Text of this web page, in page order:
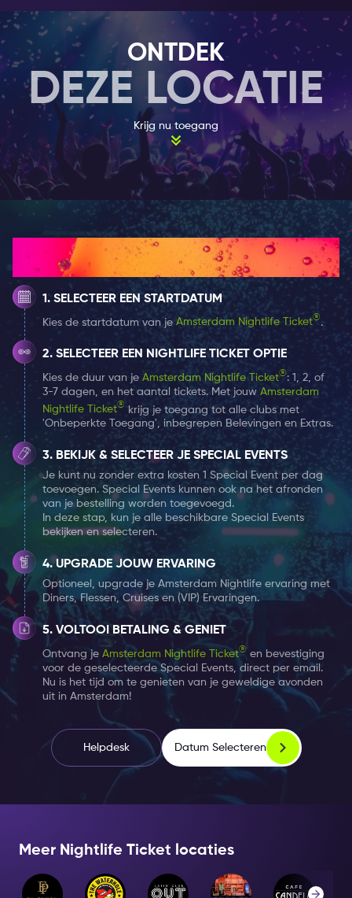
genaamd April Fool's Day, opende Henk Grand Cafe
The Bulldog Palace met de coffeeshop Ex-Police
Station ernaast.
The palace is de plek waar je moet zijn als je alles wilt
hebben. Er zijn in totaal drie ingangen: aan de
rechterzijde een ingang voor de coffeeshop, aan de
linkerzijde is de ingang voor de souvenirshop en in het
midden kom je in de Palace.
In dit prachtige gebouw organiseert The Bulldog
verschillende evenementen dus houdt de agenda in de
gaten, er mag binnen ook heerlijk gras gerookt
worden.
THE NIGHTCLUB
The Bulldog Palace is the place to be voor een
avondje uit in Amsterdam. Het barpersoneel staat
voor je klaar met jouw favorieten dranken, ze hebben
voor ieder wat wils, denk aan verschillende soorten
wijn, bier, shotjes en cocktails.
The Palace is erg populair bij internationale sterren. In
The Palace gebeurt altijd wat leuks, op maandag,
dinsdag en donderdag is het karaoke avond, op
woensdagavond kan je genieten van de muziek van
de Nederlandse jazzlegende Hans Dulfer. Op zondag
er is live muziek en op de vrijdag en zaterdagavond is
het club night met een DJ in de Bulldog Palace.
The Bulldog Palace is overdag de plek voor jou om
lekker te lunchen of dineren met een lekkere milkshake,
en in de avond wordt het omgetoverd tot nachtclub.
Het nachtclub is 7 dagen per week geopend waarbij je
iedere avond kan genieten van verschillende
muziekgenres en DJ’s.
Een avond in The Bulldog Palace staat voor een avond
Kies hier jouw 1, 2 of 7 dagen Nightlife Ticket
en voeg
de speciale evenementen toe die u graag wilt
ONTDEK
DEZE LOCATIE
Krijg nu toegang
Hoe het werkt
Helpdesk Datum Selecteren
SELECTEER EEN STARTDATUM
Kies de startdatum van je Amsterdam Nightlife Ticket®.
SELECTEER EEN NIGHTLIFE TICKET OPTIE
Kies de duur van je Amsterdam Nightlife Ticket®: 1, 2, of
3-7 dagen, en het aantal tickets. Met jouw Amsterdam
Nightlife Ticket® krijg je toegang tot alle clubs met
'Onbeperkte Toegang', inbegrepen Belevingen en Extras.
BEKIJK & SELECTEER JE SPECIAL EVENTS
Je kunt nu zonder extra kosten 1 Special Event per dag
toevoegen. Special Events kunnen ook na het afronden
van je bestelling worden toegevoegd.
In deze stap, kun je alle beschikbare Special Events
bekijken en selecteren.
UPGRADE JOUW ERVARING
Optioneel, upgrade je Amsterdam Nightlife ervaring met
Diners, Flessen, Cruises en (VIP) Ervaringen.
VOLTOOI BETALING & GENIET
Ontvang je Amsterdam Nightlife Ticket® en bevestiging
voor de geselecteerde Special Events, direct per email.
Nu is het tijd om te genieten van je geweldige avonden
uit in Amsterdam!
Meer Nightlife Ticket locaties